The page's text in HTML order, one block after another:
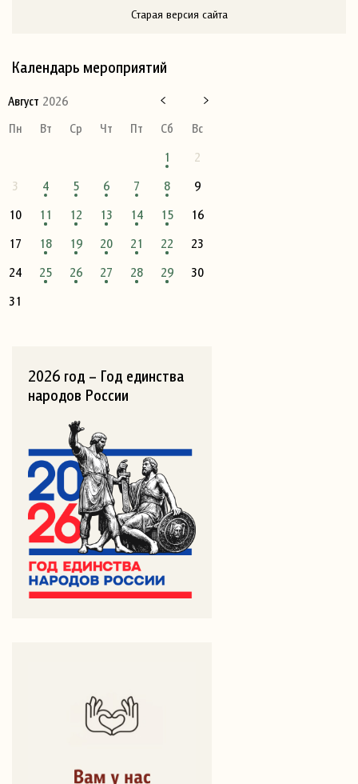
Старая версия сайта
Календарь мероприятий
Август 2026
Пн
Вт Ср Чт Пт Сб
Вс
1
2
3
4 5 6 7 8
9
10
11 12 13 14 15
16
17
18 19 20 21 22
23
24
25 26 27 28 29
30
31
2026 год – Год единства
народов России